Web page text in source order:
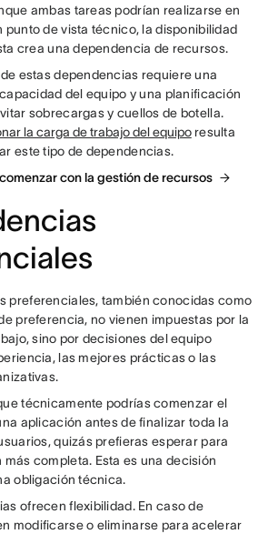
ambas tareas podrían realizarse en
punto de vista técnico, la disponibilidad
crea una dependencia de recursos.
estas dependencias requiere una
del equipo y una planificación
sobrecargas y cuellos de botella.
la carga de trabajo del equiporesulta
este tipo de dependencias.
con la gestión de recursos
preferenciales, también conocidas como
preferencia, no vienen impuestas por la
sino por decisiones del equipo
las mejores prácticas o las
técnicamente podrías comenzar el
aplicación antes de finalizar toda la
quizás prefieras esperar para
completa. Esta es una decisión
obligación técnica.
ofrecen flexibilidad. En caso de
modificarse o eliminarse para acelerar